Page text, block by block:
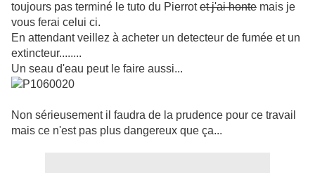
toujours pas terminé le tuto du Pierrotet j'ai honte mais je
vous ferai celui ci.
En attendant veillez à acheter un detecteur de fumée et un
extincteur........
Un seau d'eau peut le faire aussi...
Non sérieusement il faudra de la prudence pour ce travail
mais ce n'est pas plus dangereux que ça...